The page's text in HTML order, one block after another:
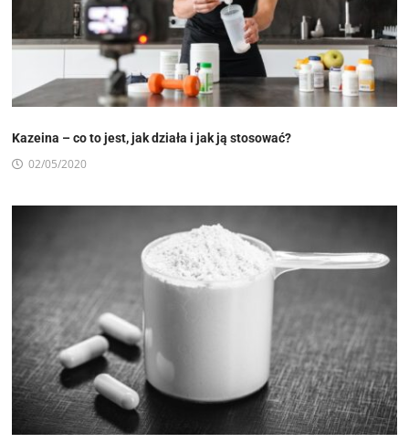
Kazeina – co to jest, jak działa i jak ją stosować?
02/05/2020